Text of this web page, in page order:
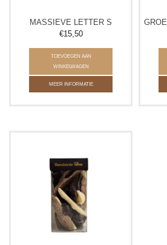
MASSIEVE LETTER S
€15,50
TOEVOEGEN AAN
WINKELWAGEN
MEER INFORMATIE